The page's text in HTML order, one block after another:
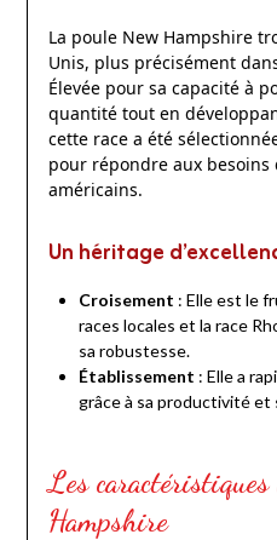
La poule New Hampshire
Unis, plus précisément
Élevée pour sa capacité à
quantité tout en
cette race a été
pour répondre aux
américains.
Un héritage
Croisement : Elle est le
races locales et la race
sa robustesse.
Établissement : Elle a
grâce à sa productivité et
Les
Hampshire